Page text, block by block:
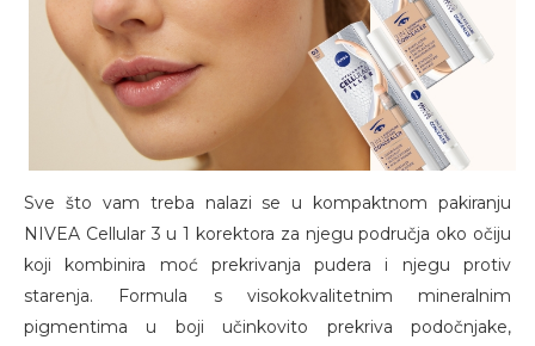
Sve što vam treba nalazi se u kompaktnom pakiranju
NIVEA Cellular 3 u 1 korektora za njegu područja oko očiju
koji kombinira moć prekrivanja pudera i njegu protiv
starenja. Formula s visokokvalitetnim mineralnim
pigmentima u boji učinkovito prekriva podočnjake,